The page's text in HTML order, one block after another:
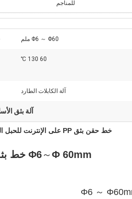
للمناجم
Φ6 ～ Φ60 ملم
60 130 ℃
آلة الكابلات الطارد
آلة بثق الأسلاك
خط حقن بثق PP على الإنترنت للحبل الفولاذي للمناجم والبحرية
Φ6～Φ 60mm خط بثق لب الحبل